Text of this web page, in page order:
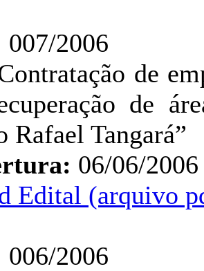
007/2006
de
de
Rafael Tangará”
06/06/2006
Edital (arquivo
006/2006